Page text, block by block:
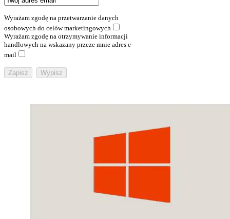
Wyrażam zgodę na przetwarzanie danych
osobowych do celów marketingowych
Wyrażam zgodę na otrzymywanie informacji
handlowych na wskazany przeze mnie adres e-
mail